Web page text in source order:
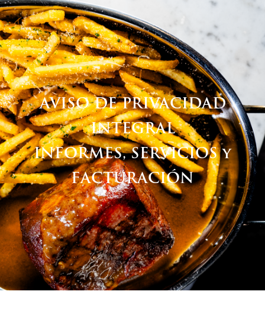
Casa Prime
AVISO DE PRIVACIDAD
INTEGRAL
INFORMES, SERVICIOS y
FACTURACIÓN